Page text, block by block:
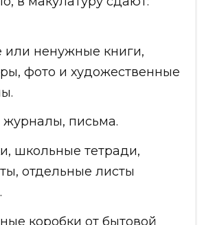
или ненужные книги,
фото и художественные
журналы, письма.
школьные тетради,
отдельные листы
коробки от бытовой